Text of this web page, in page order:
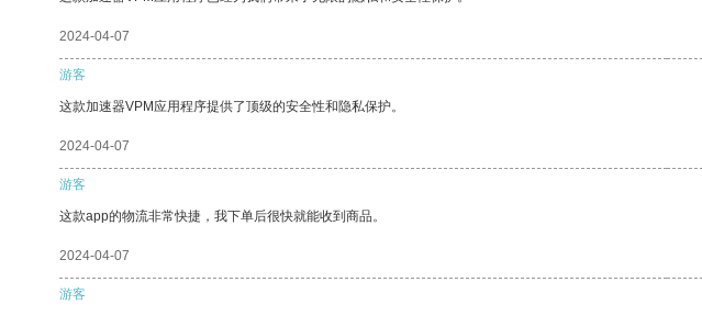
2024-04-07
游客
这款加速器VPM应用程序提供了顶级的安全性和隐私保护。
2024-04-07
游客
这款app的物流非常快捷，我下单后很快就能收到商品。
2024-04-07
游客